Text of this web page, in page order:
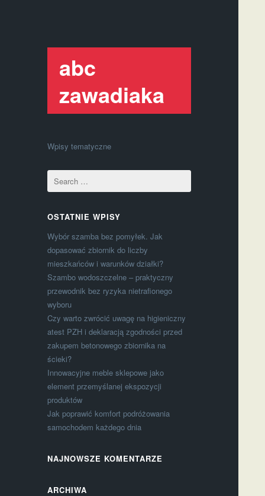
abc
zawadiaka
Wpisy tematyczne
OSTATNIE WPISY
Wybór szamba bez pomyłek. Jak
dopasować zbiornik do liczby
mieszkańców i warunków działki?
Szambo wodoszczelne – praktyczny
przewodnik bez ryzyka nietrafionego
wyboru
Czy warto zwrócić uwagę na higieniczny
atest PZH i deklaracją zgodności przed
zakupem betonowego zbiornika na
ścieki?
Innowacyjne meble sklepowe jako
element przemyślanej ekspozycji
produktów
Jak poprawić komfort podróżowania
samochodem każdego dnia
NAJNOWSZE KOMENTARZE
ARCHIWA